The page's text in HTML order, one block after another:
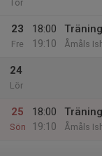
Tor
23
Fre
18:00
19:10
Träning
Åmåls
24
Lör
25
Sön
18:00
19:10
Träning
Åmåls